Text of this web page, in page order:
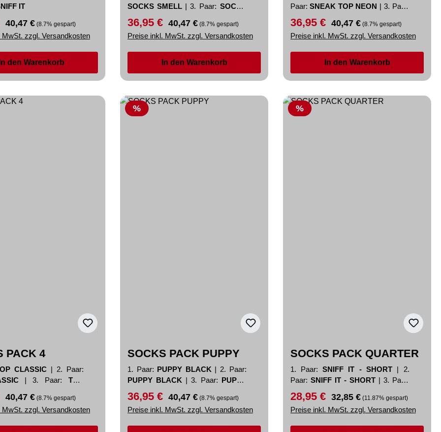
IT
Regulärer Preis:
40,47 € (8.7% gespart)
MwSt. zzgl. Versandkosten
In den Warenkorb
SOCKS SMELL | 3. Paar: SOCKS
SMELL
Verkaufspreis:
36,95 € Regulärer Preis:
40,47 € (8.7% gespart)
Preise inkl. MwSt. zzgl. Versandkosten
In den Warenkorb
Paar: SNEAK TOP NEON | 3. Paar:
SNEAK TOP NEON
Verkaufspreis:
36,95 € Regulärer Preis:
40,47 € (8.7% gespart)
Preise inkl. MwSt. zzgl. Versandkosten
In den Warenkorb
PACK 4
CLASSIC | 2. Paar:
| 3. Paar: TOP
Regulärer Preis:
40,47 € (8.7% gespart)
MwSt. zzgl. Versandkosten
Rabatt
%
SOCKS PACK PUPPY
1. Paar: PUPPY BLACK | 2. Paar:
PUPPY BLACK | 3. Paar: PUPPY
BLACK
Verkaufspreis:
36,95 € Regulärer Preis:
40,47 € (8.7% gespart)
Preise inkl. MwSt. zzgl. Versandkosten
Rabatt
%
SOCKS PACK QUARTER
1. Paar: SNIFF IT - SHORT |
Paar: SNIFF IT - SHORT | 3. Paar:
SNIFF IT - SHORT
Verkaufspreis:
28,95 € Regulärer Preis:
32,85 € (11.87% gespart)
Preise inkl. MwSt. zzgl. Versandkosten